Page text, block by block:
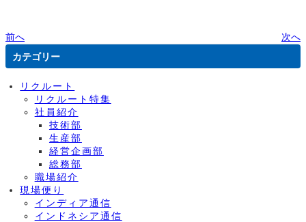
前へ
次へ
カテゴリー
リクルート
リクルート特集
社員紹介
技術部
生産部
経営企画部
総務部
職場紹介
現場便り
インディア通信
インドネシア通信